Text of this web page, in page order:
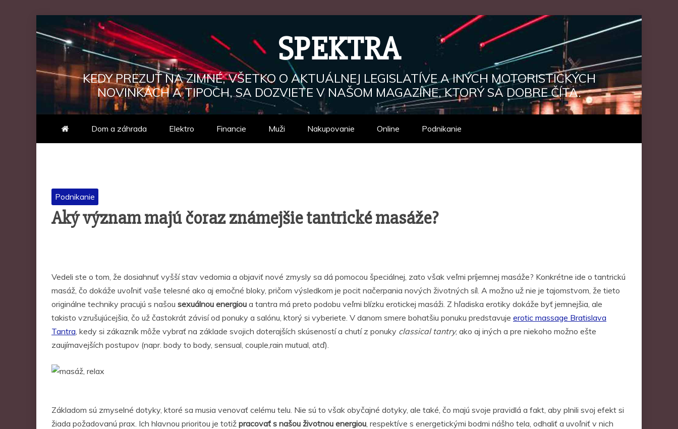
to
content
SPEKTRA
KEDY PREZUŤ NA ZIMNÉ, VŠETKO O AKTUÁLNEJ LEGISLATÍVE A INÝCH MOTORISTICKÝCH
NOVINKÁCH A TIPOCH, SA DOZVIETE V NAŠOM MAGAZÍNE, KTORÝ SA DOBRE ČÍTA.
Dom a záhrada Elektro Financie Muži Nakupovanie Online Podnikanie
Podnikanie
Aký význam majú čoraz známejšie tantrické masáže?
Vedeli ste o tom, že dosiahnuť vyšší stav vedomia a objaviť nové zmysly sa dá pomocou špeciálnej, zato však veľmi príjemnej masáže? Konkrétne ide o tantrickú
masáž, čo dokáže uvoľniť vaše telesné ako aj emočné bloky, pričom výsledkom je pocit načerpania nových životných síl. A možno už nie je tajomstvom, že tieto
originálne techniky pracujú s našou sexuálnou energiou a tantra má preto podobu veľmi blízku erotickej masáži. Z hľadiska erotiky dokáže byť jemnejšia, ale
takisto vzrušujúcejšia, čo už častokrát závisí od ponuky a salónu, ktorý si vyberiete. V danom smere bohatšiu ponuku predstavuje erotic massage Bratislava
Tantra, kedy si zákazník môže vybrať na základe svojich doterajších skúseností a chutí z ponuky classical tantry, ako aj iných a pre niekoho možno ešte
zaujímavejších postupov (napr. body to body, sensual, couple,rain mutual, atď).
Základom sú zmyselné dotyky, ktoré sa musia venovať celému telu. Nie sú to však obyčajné dotyky, ale také, čo majú svoje pravidlá a fakt, aby plnili svoj efekt si
žiada požadovanú prax. Ich hlavnou prioritou je totiž pracovať s našou životnou energiou, respektíve s energetickými bodmi nášho tela, odhaliť a uvoľniť v nich